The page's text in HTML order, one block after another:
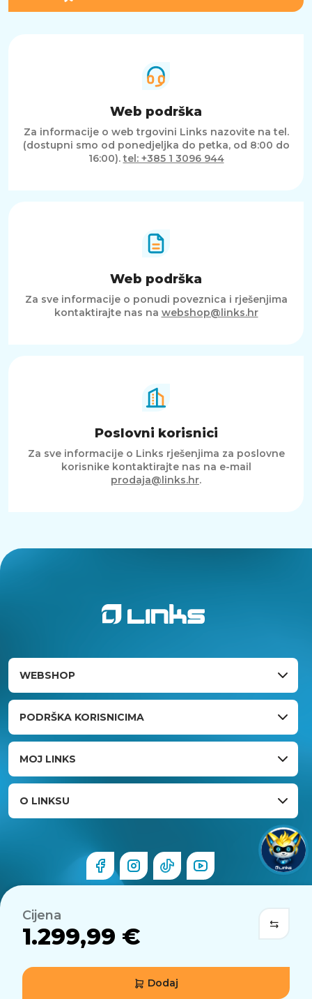
Cijena
1.299,99 €
Dodaj
Web podrška
Za informacije o web trgovini Links nazovite na tel.
(dostupni smo od ponedjeljka do petka, od 8:00 do
16:00).tel: +385 1 3096 944
Web podrška
Za sve informacije o ponudi poveznica i rješenjima
kontaktirajte nas na webshop@links.hr
Poslovni korisnici
Za sve informacije o Links rješenjima za poslovne
korisnike kontaktirajte nas na e-mail
prodaja@links.hr.
WEBSHOP
PODRŠKA KORISNICIMA
MOJ LINKS
O LINKSU